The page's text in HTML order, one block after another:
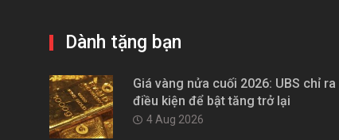
Dành tặng bạn
Giá vàng nửa cuối 2026: UBS chỉ ra
điều kiện để bật tăng trở lại
4 Aug 2026